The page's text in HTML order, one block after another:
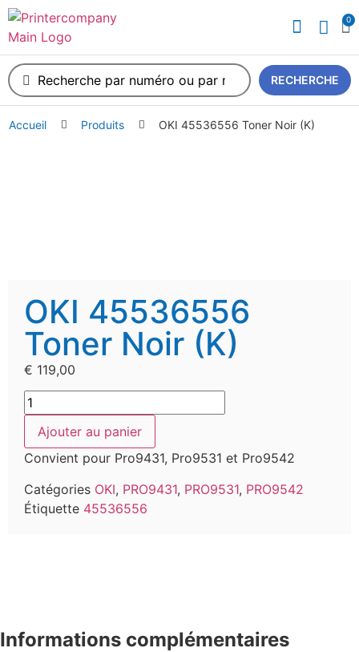
0
RECHERCHE
Accueil Produits OKI 45536556 Toner Noir (K)
OKI 45536556
Toner Noir (K)
€ 119,00
Ajouter au panier
Convient pour Pro9431, Pro9531 et Pro9542
Catégories OKI, PRO9431, PRO9531, PRO9542
Étiquette 45536556
Informations complémentaires